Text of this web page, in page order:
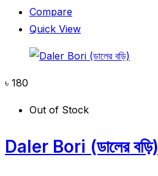
Compare
Quick View
৳ 180
Out of Stock
Daler Bori (ডালের বড়ি)